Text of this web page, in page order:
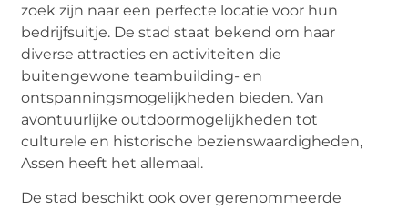
zoek zijn naar een perfecte locatie voor hun
bedrijfsuitje. De stad staat bekend om haar
diverse attracties en activiteiten die
buitengewone teambuilding- en
ontspanningsmogelijkheden bieden. Van
avontuurlijke outdoormogelijkheden tot
culturele en historische bezienswaardigheden,
Assen heeft het allemaal.
De stad beschikt ook over gerenommeerde